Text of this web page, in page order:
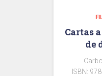
Cartas
de
ISBN: